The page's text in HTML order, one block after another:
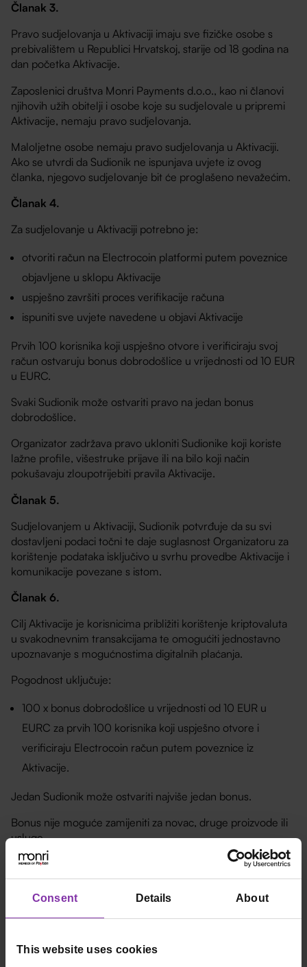
Consent Details About
This website uses cookies
Članak 3.
Pravo sudjelovanja u Aktivaciji imaju sve fizičke osobe s
prebivalištem u Republici Hrvatskoj, starije od 18 godina na
dan početka Aktivacije.
Zaposlenici društva Monri Payments d.o.o., kao ni članovi
njihovih užih obitelji i osobe koje su sudjelovale u pripremi
Aktivacije, nemaju pravo sudjelovanja.
Maloljetne osobe nemaju pravo sudjelovanja u Aktivaciji.
Ako se utvrdi da Sudionik ne ispunjava uvjete iz ovog
članka, njegovo sudjelovanje bit će proglašeno nevažećim.
Članak 4.
Za sudjelovanje u Aktivaciji potrebno je:
otvoriti račun na Electrocoin platformi putem poveznice
objavljene u sklopu Aktivacije
uspješno završiti proces verifikacije računa
ispuniti sve uvjete navedene u objavi Aktivacije
Prvih 100 korisnika koji uspješno otvore i verificiraju svoj
račun ostvaruju bonus dobrodošlice u vrijednosti od 10 EUR
u EURC.
Svaki Sudionik može ostvariti pravo na jedan bonus
dobrodošlice.
Organizator zadržava pravo ukloniti Sudionike koji koriste
lažne profile, višestruke prijave ili na bilo koji način
pokušavaju zloupotrijebiti pravila Aktivacije.
Članak 5.
Sudjelovanjem u Aktivaciji, Sudionik potvrđuje da su svi
dostavljeni podaci točni te daje suglasnost Organizatoru za
korištenje podataka isključivo u svrhu provedbe Aktivacije i
komunikacije povezane s istom.
Članak 6.
Cilj Aktivacije je korisnicima približiti korištenje kriptovaluta
u svakodnevnim transakcijama te omogućiti jednostavno
upoznavanje s mogućnostima digitalnih plaćanja.
Pogodnost uključuje:
100 x bonus dobrodošlice u vrijednosti od 10 EUR u
EURC za prvih 100 korisnika koji uspješno otvore i
verificiraju Electrocoin račun putem poveznice iz
Aktivacije.
Jedan Sudionik može ostvariti najviše jedan bonus.
Bonus nije moguće zamijeniti za novac, druge proizvode ili
usluge.
Članak 7.
kršenja ovih Pravila
davanja netočnih podataka